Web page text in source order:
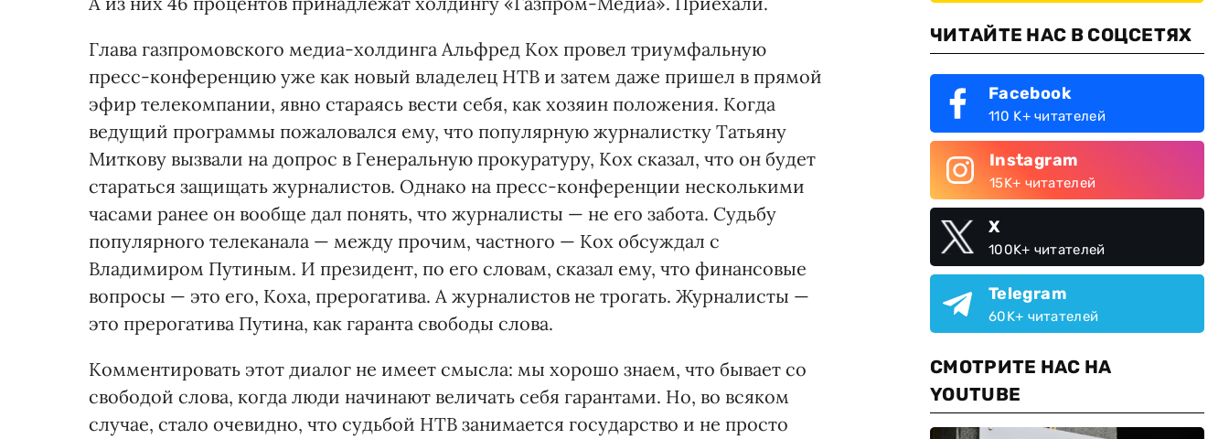
Глава газпромовского медиа-холдинга Альфред Кох провел триумфальную
пресс-конференцию уже как новый владелец НТВ и затем даже пришел в прямой
эфир телекомпании, явно стараясь вести себя, как хозяин положения. Когда
ведущий программы пожаловался ему, что популярную журналистку Татьяну
Миткову вызвали на допрос в Генеральную прокуратуру, Кох сказал, что он будет
стараться защищать журналистов. Однако на пресс-конференции несколькими
часами ранее он вообще дал понять, что журналисты — не его забота. Судьбу
популярного телеканала — между прочим, частного — Кох обсуждал с
Владимиром Путиным. И президент, по его словам, сказал ему, что финансовые
вопросы — это его, Коха, прерогатива. А журналистов не трогать. Журналисты —
это прерогатива Путина, как гаранта свободы слова.
Комментировать этот диалог не имеет смысла: мы хорошо знаем, что бывает со
свободой слова, когда люди начинают величать себя гарантами. Но, во всяком
случае, стало очевидно, что судьбой НТВ занимается государство и не просто
ЧИТАЙТЕ НАС В СОЦСЕТЯХ
Facebook
110 K+ читателей
Instagram
15K+ читателей
X
100K+ читателей
Telegram
60K+ читателей
СМОТРИТЕ НАС НА
YOUTUBE